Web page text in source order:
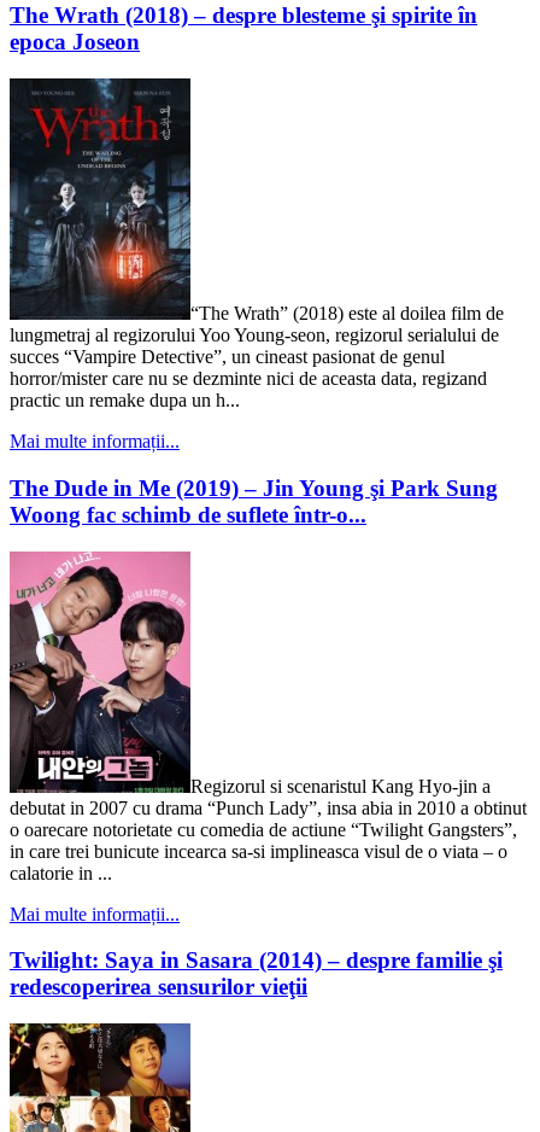
The Wrath (2018) – despre blesteme şi spirite în
epoca Joseon
“The Wrath” (2018) este al doilea film de
lungmetraj al regizorului Yoo Young-seon, regizorul serialului de
succes “Vampire Detective”, un cineast pasionat de genul
horror/mister care nu se dezminte nici de aceasta data, regizand
practic un remake dupa un h...
Mai multe informații...
The Dude in Me (2019) – Jin Young şi Park Sung
Woong fac schimb de suflete într-o...
Regizorul si scenaristul Kang Hyo-jin a
debutat in 2007 cu drama “Punch Lady”, insa abia in 2010 a obtinut
o oarecare notorietate cu comedia de actiune “Twilight Gangsters”,
in care trei bunicute incearca sa-si implineasca visul de o viata – o
calatorie in ...
Mai multe informații...
Twilight: Saya in Sasara (2014) – despre familie şi
redescoperirea sensurilor vieţii